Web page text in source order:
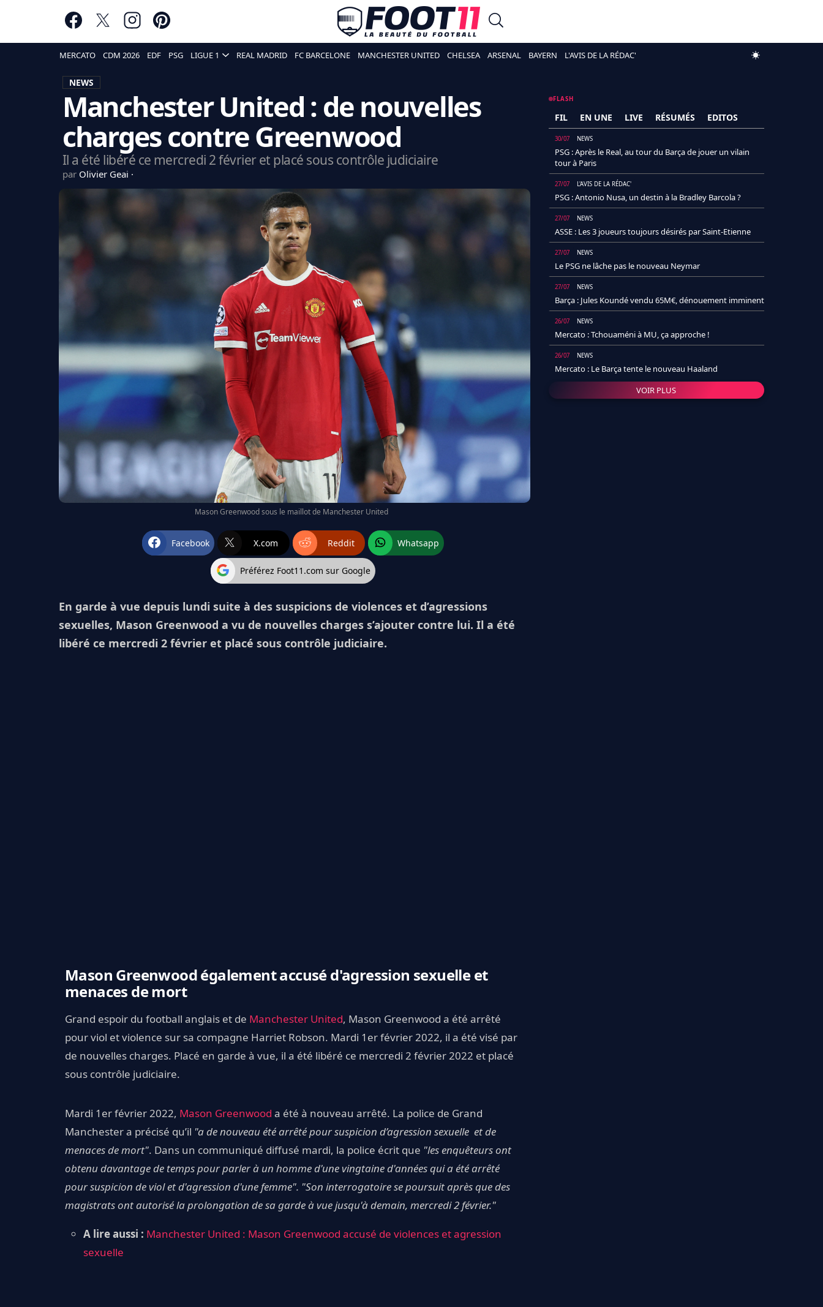
MERCATO CDM 2026 EDF PSG LIGUE 1 REAL MADRID FC BARCELONE MANCHESTER UNITED CHELSEA ARSENAL BAYERN L'AVIS DE LA RÉDAC'
NEWS
Manchester United : de nouvelles
charges contre Greenwood
Il a été libéré ce mercredi 2 février et placé sous contrôle judiciaire
par Olivier Geai
Mason Greenwood sous le maillot de Manchester United
Facebook X.com Reddit Whatsapp
Préférez Foot11.com sur Google
En garde à vue depuis lundi suite à des suspicions de violences et d’agressions
sexuelles, Mason Greenwood a vu de nouvelles charges s’ajouter contre lui. Il a été
libéré ce mercredi 2 février et placé sous contrôle judiciaire.
Mason Greenwood également accusé d'agression sexuelle et
menaces de mort
Grand espoir du football anglais et de Manchester United, Mason Greenwood a été arrêté
pour viol et violence sur sa compagne Harriet Robson. Mardi 1er février 2022, il a été visé par
de nouvelles charges. Placé en garde à vue, il a été libéré ce mercredi 2 février 2022 et placé
sous contrôle judiciaire.
Mardi 1er février 2022, Mason Greenwood a été à nouveau arrêté. La police de Grand
Manchester a précisé qu’il "a de nouveau été arrêté pour suspicion d’agression sexuelle et de
menaces de mort". Dans un communiqué diffusé mardi, la police écrit que "les enquêteurs ont
obtenu davantage de temps pour parler à un homme d'une vingtaine d'années qui a été arrêté
pour suspicion de viol et d'agression d'une femme". "Son interrogatoire se poursuit après que des
magistrats ont autorisé la prolongation de sa garde à vue jusqu'à demain, mercredi 2 février."
A lire aussi : Manchester United : Mason Greenwood accusé de violences et agression
sexuelle
FLASH
FIL EN UNE LIVE RÉSUMÉS EDITOS
30/07 NEWS
PSG : Après le Real, au tour du Barça de jouer un vilain
tour à Paris
27/07 L'AVIS DE LA RÉDAC'
PSG : Antonio Nusa, un destin à la Bradley Barcola ?
27/07 NEWS
ASSE : Les 3 joueurs toujours désirés par Saint-Etienne
27/07 NEWS
Le PSG ne lâche pas le nouveau Neymar
27/07 NEWS
Barça : Jules Koundé vendu 65M€, dénouement imminent
26/07 NEWS
Mercato : Tchouaméni à MU, ça approche !
26/07 NEWS
Mercato : Le Barça tente le nouveau Haaland
VOIR PLUS